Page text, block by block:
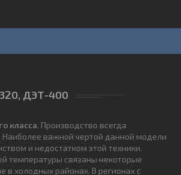
ДЭТ-400
класса. Производство всегда
Наиболее важной чертой данной модели
и недостатком этой техники.
температуры связаны некоторые
в холодных районах. В регионах с